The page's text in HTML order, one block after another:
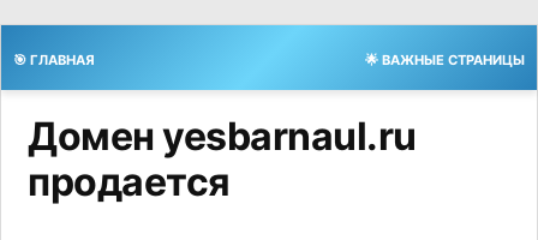
🎯 ГЛАВНАЯ 🌟 ВАЖНЫЕ СТРАНИЦЫ
Домен yesbarnaul.ru
продается